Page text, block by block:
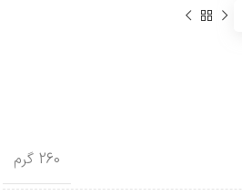
260 گرم